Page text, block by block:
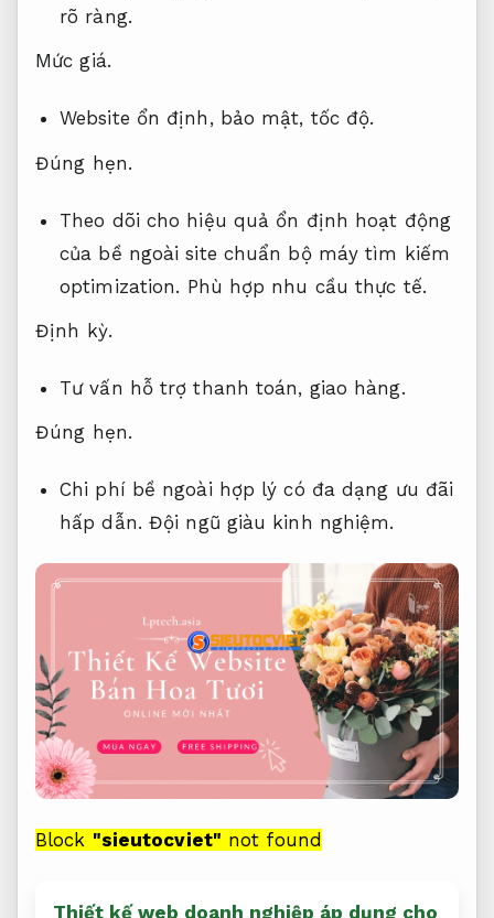
rõ ràng.
Mức giá.
Website ổn định, bảo mật, tốc độ.
Đúng hẹn.
Theo dõi cho hiệu quả ổn định hoạt động
của bề ngoài site chuẩn bộ máy tìm kiếm
optimization. Phù hợp nhu cầu thực tế.
Định kỳ.
Tư vấn hỗ trợ thanh toán, giao hàng.
Đúng hẹn.
Chi phí bề ngoài hợp lý có đa dạng ưu đãi
hấp dẫn. Đội ngũ giàu kinh nghiệm.
Block "sieutocviet" not found
Thiết kế web doanh nghiệp áp dụng cho